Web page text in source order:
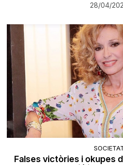
28/04/
Falses victòries i okupes